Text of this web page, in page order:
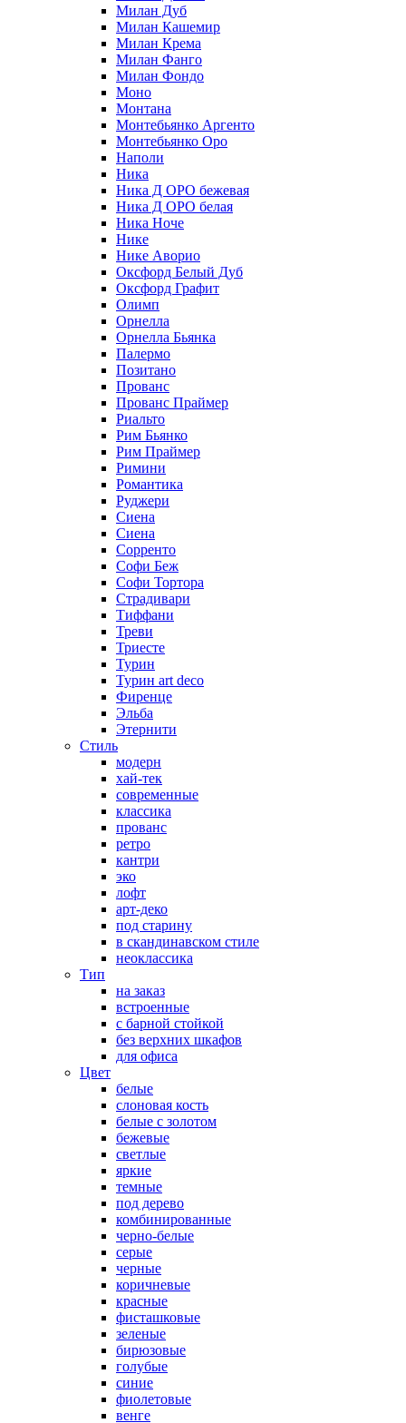
Милан Дуб
Милан Кашемир
Милан Крема
Милан Фанго
Милан Фондо
Моно
Монтана
Монтебьянко Аргенто
Монтебьянко Оро
Наполи
Ника
Ника Д ОРО бежевая
Ника Д ОРО белая
Ника Ноче
Нике
Нике Аворио
Оксфорд Белый Дуб
Оксфорд Графит
Олимп
Орнелла
Орнелла Бьянка
Палермо
Позитано
Прованс
Прованс Праймер
Риальто
Рим Бьянко
Рим Праймер
Римини
Романтика
Руджери
Сиена
Сиена
Сорренто
Софи Беж
Софи Тортора
Страдивари
Тиффани
Треви
Триесте
Турин
Турин art deco
Фиренце
Эльба
Этернити
Стиль
модерн
хай-тек
современные
классика
прованс
ретро
кантри
эко
лофт
арт-деко
под старину
в скандинавском стиле
неоклассика
Тип
на заказ
встроенные
с барной стойкой
без верхних шкафов
для офиса
Цвет
белые
слоновая кость
белые с золотом
бежевые
светлые
яркие
темные
под дерево
комбинированные
черно-белые
серые
черные
коричневые
красные
фисташковые
зеленые
бирюзовые
голубые
синие
фиолетовые
венге